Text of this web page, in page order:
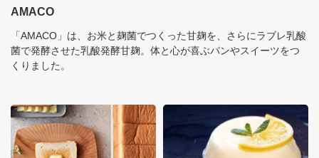
AMACO
「AMACO」は、お米と麹菌でつくった甘麹を、さらにラブレ乳酸
菌で発酵させた乳酸発酵甘麹。体と心が喜ぶパンやスイーツをつ
くりました。